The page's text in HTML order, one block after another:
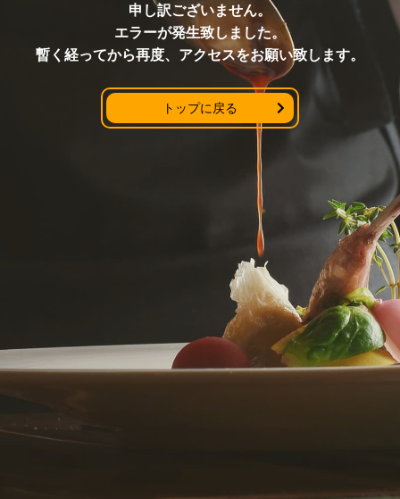
申し訳ございません。
エラーが発生致しました。
暫く経ってから再度、アクセスをお願い致します。
トップに戻る